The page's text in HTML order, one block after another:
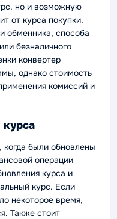
но и возможную
от курса покупки,
обменника, способа
безналичного
конвертер
однако стоимость
комиссий и
курса
когда были обновлены
операции
курса и
курс. Если
некоторое время,
Также стоит